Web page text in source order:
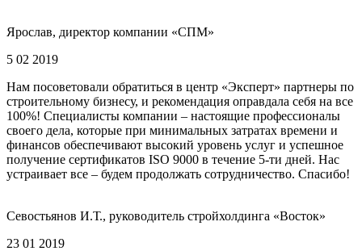
Ярослав, директор компании «СПМ»
5 02 2019
Нам посоветовали обратиться в центр «Эксперт» партнеры по
строительному бизнесу, и рекомендация оправдала себя на все
100%! Специалисты компании – настоящие профессионалы
своего дела, которые при минимальных затратах времени и
финансов обеспечивают высокий уровень услуг и успешное
получение сертификатов ISO 9000 в течение 5-ти дней. Нас
устраивает все – будем продолжать сотрудничество. Спасибо!
Севостьянов И.Т., руководитель стройхолдинга «Восток»
23 01 2019